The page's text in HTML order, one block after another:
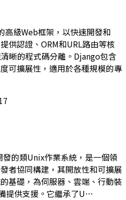
級Web框架，以快速開發和
供認證、ORM和URL路由等核
晰的程式碼分離。Django包含
可擴展性，適用於各種規模的專
的類Unix作業系統，是一個領
者協同構建，其開放性和可擴展
基礎，為伺服器、雲端、行動裝
提供支援。它繼承了U…